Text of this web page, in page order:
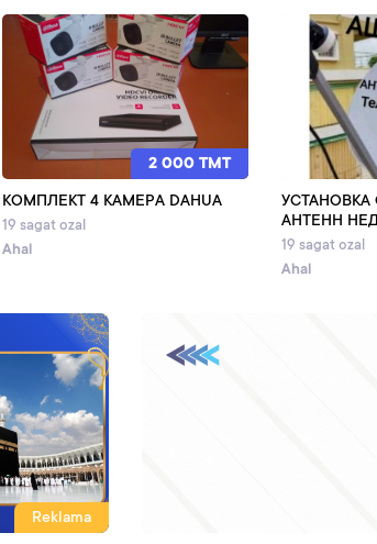
2 000 TMT
КОМПЛЕКТ 4 КАМЕРА DAHUA
19 sagat ozal
Ahal
АНТЕНН
19 sagat ozal
Ahal
Reklama